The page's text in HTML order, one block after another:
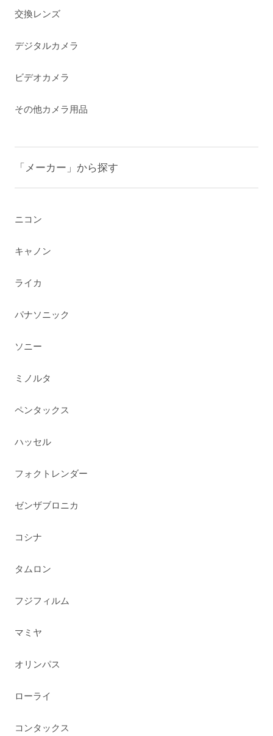
交換レンズ
デジタルカメラ
ビデオカメラ
その他カメラ用品
「メーカー」から探す
ニコン
キャノン
ライカ
パナソニック
ソニー
ミノルタ
ペンタックス
ハッセル
フォクトレンダー
ゼンザブロニカ
コシナ
タムロン
フジフィルム
マミヤ
オリンパス
ローライ
コンタックス